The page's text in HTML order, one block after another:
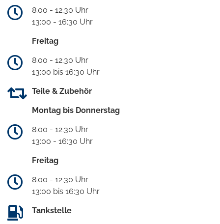
8.00 - 12.30 Uhr
13:00 - 16:30 Uhr
Freitag
8.00 - 12.30 Uhr
13:00 bis 16:30 Uhr
Teile & Zubehör
Montag bis Donnerstag
8.00 - 12.30 Uhr
13:00 - 16:30 Uhr
Freitag
8.00 - 12.30 Uhr
13:00 bis 16:30 Uhr
Tankstelle